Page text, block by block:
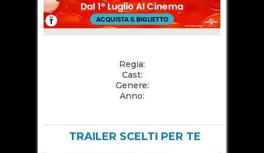
Regia:
Cast:
Genere:
Anno:
TRAILER SCELTI PER TE